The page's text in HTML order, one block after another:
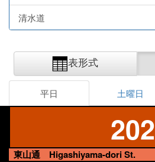
清水道
表形式
平日 土曜日
202
東山通 Higashiyama-dori St.